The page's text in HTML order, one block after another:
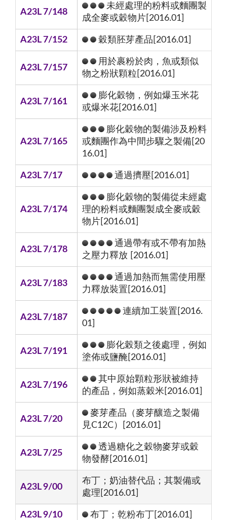
A23L 7/148
未經處理的粉料或麵團製
成全麥或穀物片[2016.01]
A23L 7/152 穀類胚芽產品[2016.01]
A23L 7/157
用於裹粉於肉，魚或類似
物之粉狀顆粒[2016.01]
A23L 7/161
膨化穀物，例如爆玉米花
或爆米花[2016.01]
A23L 7/165
膨化穀物的製備涉及粉料
或麵團作為中間步驟之製備[20
16.01]
A23L 7/17 通過擠壓[2016.01]
A23L 7/174
膨化穀物的製備從未經處
理的粉料或麵團製成全麥或穀
物片[2016.01]
A23L 7/178
通過帶有或不帶有加熱
之壓力釋放 [2016.01]
A23L 7/183
通過加熱而無需使用壓
力釋放裝置[2016.01]
A23L 7/187
連續加工裝置[2016.
01]
A23L 7/191
膨化榖類之後處理，例如
塗佈或鹽醃[2016.01]
A23L 7/196
其中原始顆粒形狀被維持
的產品，例如蒸穀米[2016.01]
A23L 7/20
麥芽產品（麥芽釀造之製備
見C12C）[2016.01]
A23L 7/25
透過糖化之穀物麥芽或穀
物發酵[2016.01]
A23L 9/00
布丁；奶油替代品；其製備或
處理[2016.01]
A23L 9/10 布丁；乾粉布丁[2016.01]